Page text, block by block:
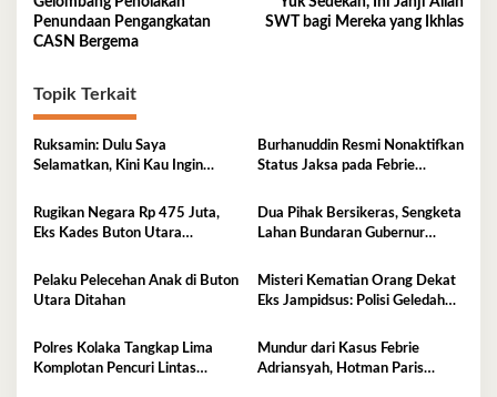
pos
Penundaan Pengangkatan
CASN Bergema
SWT bagi Mereka yang Ikhlas
Topik Terkait
Ruksamin: Dulu Saya
Selamatkan, Kini Kau Ingin
Burhanuddin Resmi Nonaktifkan
Status Jaksa pada Febrie
Rugikan Negara Rp 475 Juta,
Eks Kades Buton Utara
Dua Pihak Bersikeras, Sengketa
Lahan Bundaran Gubernur
Pelaku Pelecehan Anak di Buton
Utara Ditahan
Misteri Kematian Orang Dekat
Eks Jampidsus: Polisi Geledah
Polres Kolaka Tangkap Lima
Komplotan Pencuri Lintas
Mundur dari Kasus Febrie
Adriansyah, Hotman Paris